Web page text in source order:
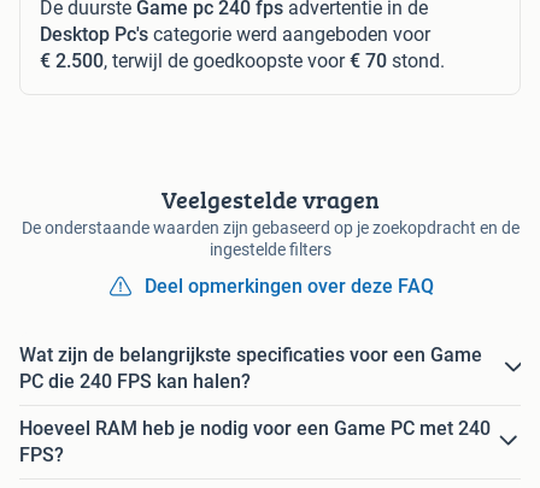
De duurste Game pc 240 fps advertentie in de
Desktop Pc's categorie werd aangeboden voor
€ 2.500, terwijl de goedkoopste voor€ 70 stond.
Veelgestelde vragen
De onderstaande waarden zijn gebaseerd op je zoekopdracht en de
ingestelde filters
Deel opmerkingen over deze FAQ
Wat zijn de belangrijkste specificaties voor een Game
PC die 240 FPS kan halen?
Hoeveel RAM heb je nodig voor een Game PC met 240
FPS?